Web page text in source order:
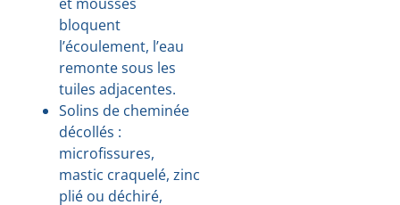
bloquent
l’écoulement, l’eau
remonte sous les
tuiles adjacentes.
Solins de cheminée
décollés :
microfissures,
mastic craquelé, zinc
plié ou déchiré,